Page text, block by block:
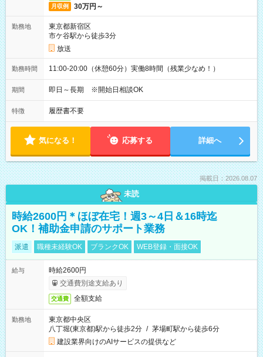
月収例 30万円～
勤務地
東京都新宿区
市ケ谷駅から徒歩3分
放送
勤務時間 11:00-20:00（休憩60分）実働8時間（残業少なめ！）
期間 即日～長期 ※開始日相談OK
特徴 履歴書不要
気になる！ 応募する 詳細へ
掲載日：2026.08.07
未読
時給2600円＊ほぼ在宅！週3～4日＆16時迄
OK！補助金申請のサポート業務
派遣 職種未経験OK ブランクOK WEB登録・面接OK
給与
時給2600円
交通費別途支給あり
交通費 全額支給
勤務地
東京都中央区
八丁堀(東京都)駅から徒歩2分 / 茅場町駅から徒歩6分
建設業界向けのAIサービスの提供など